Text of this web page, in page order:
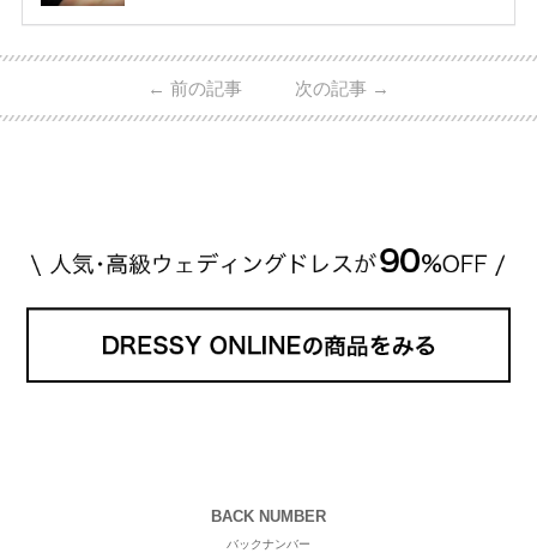
ーウィンストンやカルティエ、ティファニーなど世界
日本で人気のブランドまで幅広くご紹介。 さらに、
・愛用している芸能人夫婦 ・リングの特徴や魅力 ・
← 前の記事 次の記事 →
BACK NUMBER
バックナンバー